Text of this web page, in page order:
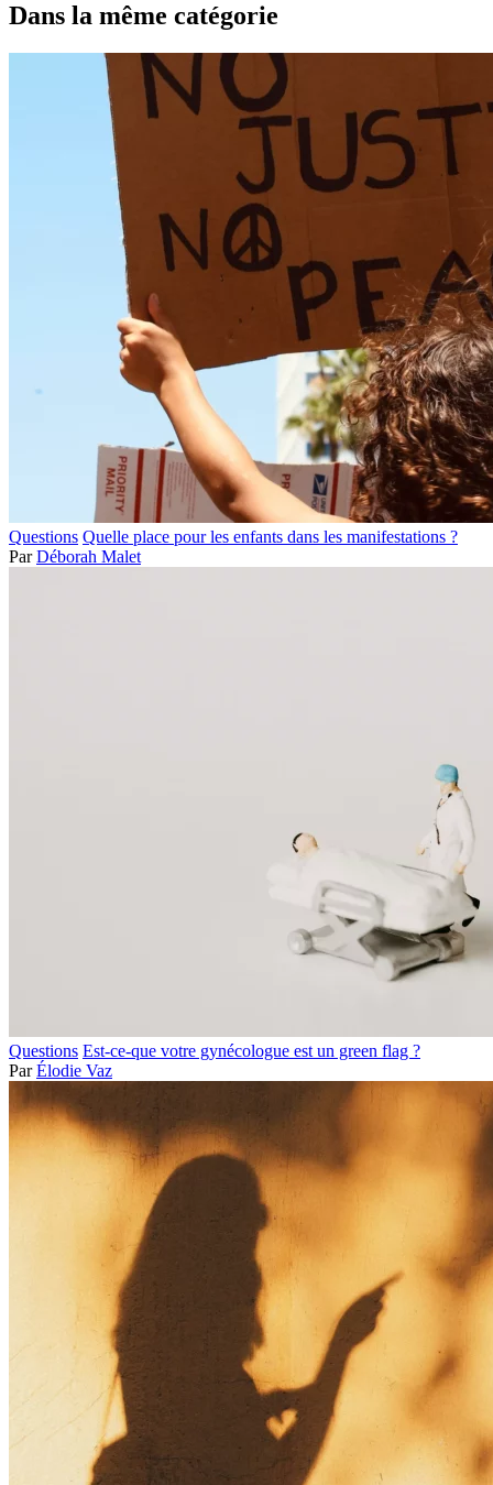
Dans la même catégorie
Questions Quelle place pour les enfants dans les manifestations ?
Par Déborah Malet
Questions Est-ce-que votre gynécologue est un green flag ?
Par Élodie Vaz